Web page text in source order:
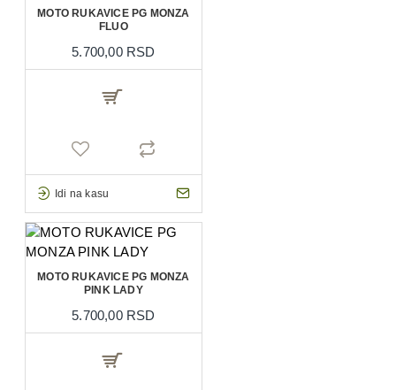
MOTO RUKAVICE PG MONZA
FLUO
5.700,00 RSD
Idi na kasu
MOTO RUKAVICE PG MONZA
PINK LADY
5.700,00 RSD